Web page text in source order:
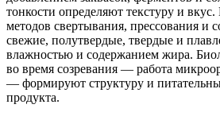
тонкости определяют текстуру и
методов свертывания, прессования и
свежие, полутвердые, твердые и
влажностью и содержанием жира.
во время созревания — работа
— формируют структуру и
продукта.